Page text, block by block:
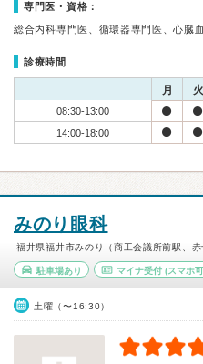
専門医・資格：
総合内科専門医、循環器専門医、心臓
診療時間
月 火
08:30-13:00
14:00-18:00
みのり眼科
福井県福井市みのり（商工会議所前駅、赤
駐車場あり マイナ受付(スマホ
土曜（〜16:30）